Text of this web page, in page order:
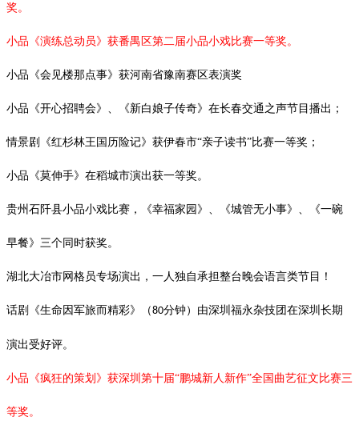
奖。
小品《演练总动员》获番禺区第二届小品小戏比赛一等奖。
小品《会见楼那点事》获河南省豫南赛区表演奖
小品《开心招聘会》、《新白娘子传奇》在长春交通之声节目播出；
情景剧《红杉林王国历险记》获伊春市“亲子读书”比赛一等奖；
小品《莫伸手》在稻城市演出获一等奖。
贵州石阡县小品小戏比赛，《幸福家园》、《城管无小事》、《一碗
早餐》三个同时获奖。
湖北大冶市网格员专场演出，一人独自承担整台晚会语言类节目！
话剧《生命因军旅而精彩》（80分钟）由深圳福永杂技团在深圳长期
演出受好评。
小品《疯狂的策划》获深圳第十届“鹏城新人新作”全国曲艺征文比赛三
等奖。